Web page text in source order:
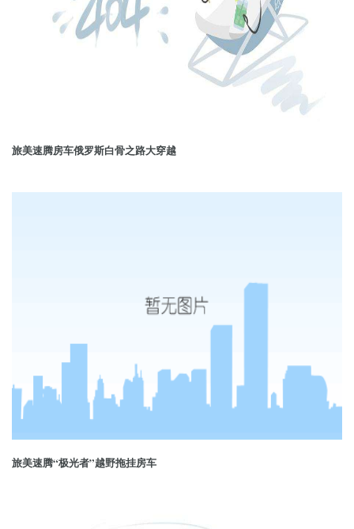
旅美速腾房车俄罗斯白骨之路大穿越
旅美速腾“极光者”越野拖挂房车